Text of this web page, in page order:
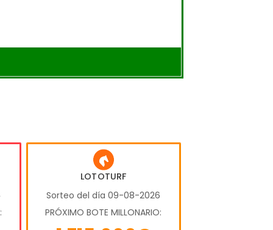
LOTOTURF
Sorteo del día 09-08-2026
PRÓXIMO BOTE MILLONARIO: